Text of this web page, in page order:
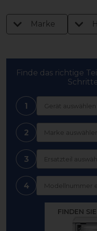
Marke
Finde das richtige
1 Gerät auswählen
2 Marke
3 Ersatzteil
4
FINDEN